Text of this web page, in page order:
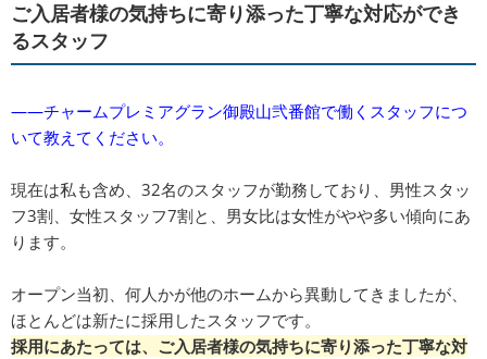
ご入居者様の気持ちに寄り添った丁寧な対応ができ
るスタッフ
――チャームプレミアグラン御殿山弐番館で働くスタッフにつ
いて教えてください。
現在は私も含め、32名のスタッフが勤務しており、男性スタッ
フ3割、女性スタッフ7割と、男女比は女性がやや多い傾向にあ
ります。
オープン当初、何人かが他のホームから異動してきましたが、
ほとんどは新たに採用したスタッフです。
採用にあたっては、ご入居者様の気持ちに寄り添った丁寧な対